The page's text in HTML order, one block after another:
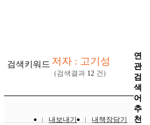
검색키워드 저자 : 고기성
(검색결과 12 건)
내보내기
내책장담기
연
관
검
색
어
추
천